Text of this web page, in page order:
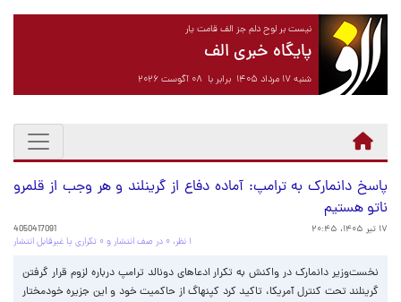
نیست بر لوح دلم جز الف قامت یار
پایگاه خبری الف
شنبه ۱۷ مرداد ۱۴۰۵ برابر با ۰۸ آگوست ۲۰۲۶
پاسخ دانمارک به ترامپ: آماده دفاع از گرینلند و هر وجب از قلمرو
ناتو هستیم
۱۷ تیر ۱۴۰۵، ۲۰:۴۵
4050417091
۱ نظر، ۰ در صف انتشار و ۰ تکراری یا غیرقابل انتشار
نخست‌وزیر دانمارک در واکنش به تکرار ادعاهای دونالد ترامپ درباره لزوم قرار گرفتن
گرینلند تحت کنترل آمریکا، تاکید کرد کپنهاگ از حاکمیت خود و این جزیره خودمختار